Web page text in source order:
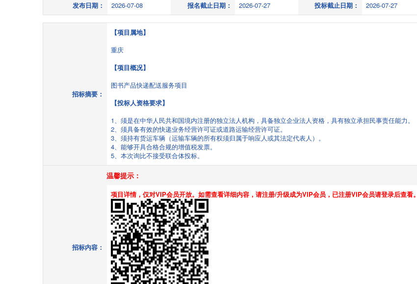
发布日期： 2026-07-08 报名截止日期： 2026-07-27 投标截止日期： 2026-07-27
招标摘要：
【项目属地】
重庆
【项目概况】
图书产品快递配送服务项目
【投标人资格要求】
1、须是在中华人民共和国境内注册的独立法人机构，具备独立企业法人资格，具有独立承担民事责任能力。
2、须具备有效的快递业务经营许可证或道路运输经营许可证。
3、须持有货运车辆（运输车辆的所有权须归属于响应人或其法定代表人）。
4、能够开具合格合规的增值税发票。
5、本次询比不接受联合体投标。
招标内容：
温馨提示：
项目详情，仅对VIP会员开放。如需查看详细内容，请注册/升级成为VIP会员，已注册VIP会员请登录后查看。